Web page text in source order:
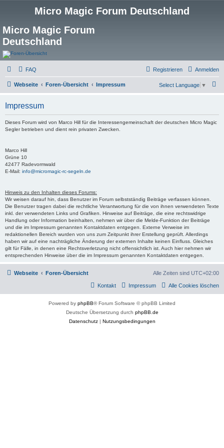
Micro Magic Forum Deutschland
Micro Magic Forum
Deutschland
FAQ Anmelden
Registrieren
Webseite Foren-Übersicht Impressum Select Language ▼
Impressum
Dieses Forum wird von Marco Hill für die Interessengemeinschaft der deutschen Micro Magic
Segler betrieben und dient rein privaten Zwecken.
Marco Hill
Grüne 10
42477 Radevormwald
E-Mail: info@micromagic-rc-segeln.de
Hinweis zu den Inhalten dieses Forums:
Wir weisen darauf hin, dass Benutzer im Forum selbstständig Beiträge verfassen können.
Die Benutzer tragen dabei die rechtliche Verantwortung für die von ihnen verwendeten Texte
inkl. der verwendeten Links und Grafiken. Hinweise auf Beiträge, die eine rechtswidrige
Handlung oder Information beinhalten, nehmen wir über die Melde-Funktion der Beiträge
und die im Impressum genannten Kontaktdaten entgegen. Externe Verweise im
redaktionellen Bereich wurden von uns zum Zeitpunkt ihrer Erstellung geprüft. Allerdings
haben wir auf eine nachträgliche Änderung der externen Inhalte keinen Einfluss. Gleiches
gilt für Fälle, in denen eine Rechtsverletzung nicht offensichtlich ist. Auch hier nehmen wir
entsprechenden Hinweise über die im Impressum genannten Kontaktdaten entgegen.
Webseite Foren-Übersicht Alle Zeiten sind UTC+02:00
Alle Cookies löschen
Impressum
Kontakt
Powered by phpBB® Forum Software © phpBB Limited
Deutsche Übersetzung durch phpBB.de
Datenschutz| Nutzungsbedingungen